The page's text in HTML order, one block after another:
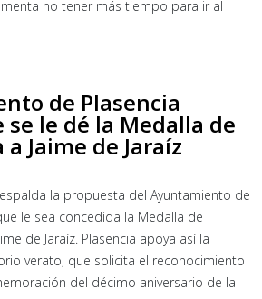
no tener más tiempo para ir al
de Plasencia
se le dé la Medalla de
Jaime de Jaraíz
la propuesta del Ayuntamiento de
le sea concedida la Medalla de
de Jaraíz. Plasencia apoya así la
verato, que solicita el reconocimiento
del décimo aniversario de la